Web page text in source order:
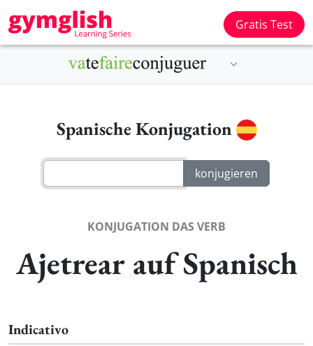
Gratis Test
Spanische Konjugation
KONJUGATION DAS VERB
Ajetrear auf Spanisch
Indicativo